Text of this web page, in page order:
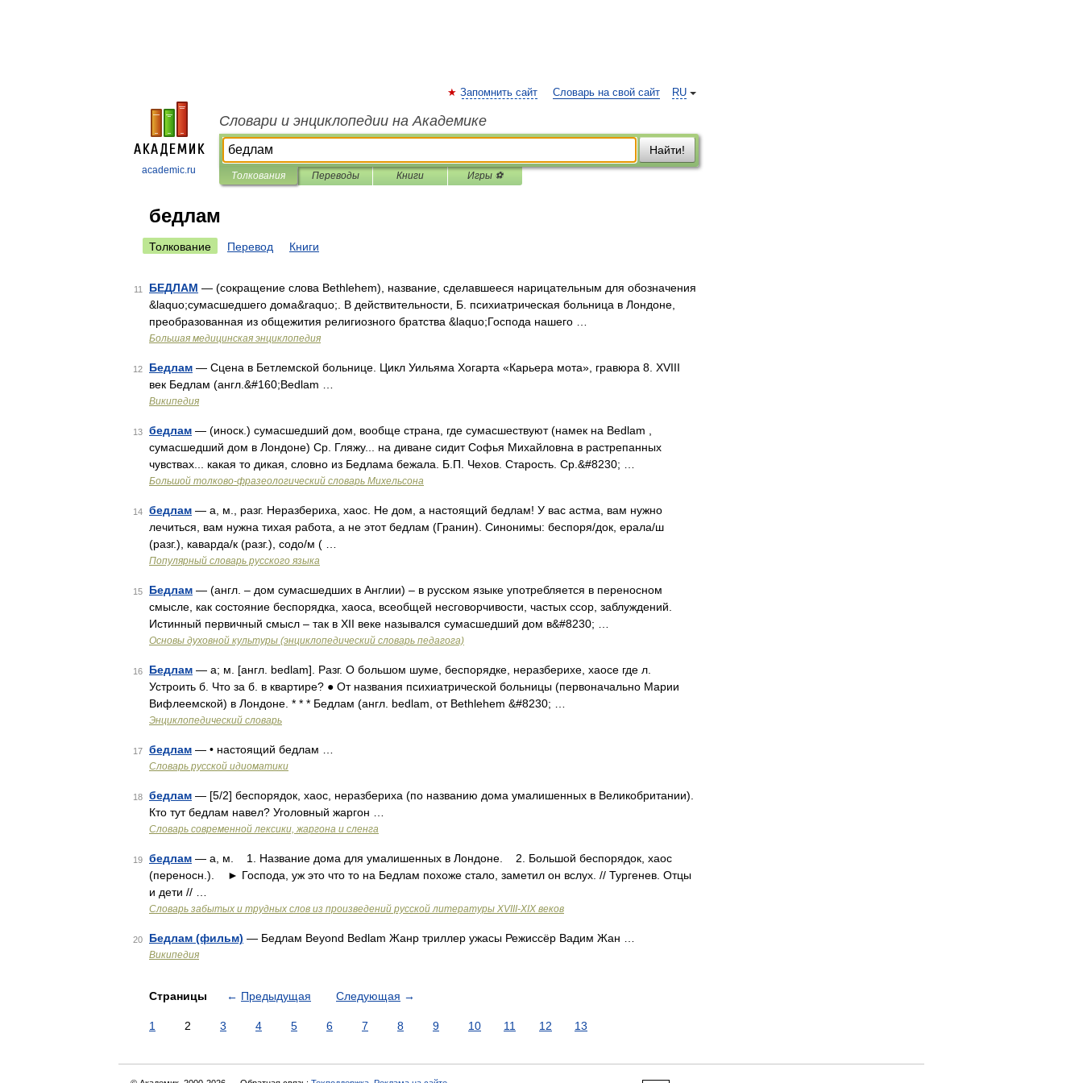
academic.ru
RU
Запомнить сайт Словарь на свой сайт
Словари и энциклопедии на Академике
Найти!
Толкования Переводы Книги Игры ⚽
бедлам
Толкование Перевод Книги
11 БЕДЛАМ — (сокращение слова Bethlehem), название, сделавшееся нарицательным для обозначения
&laquo;сумасшедшего дома&raquo;. В действительности, Б. психиатрическая больница в Лондоне,
преобразованная из общежития религиозного братства &laquo;Господа нашего …
Большая медицинская энциклопедия
12 Бедлам — Сцена в Бетлемской больнице. Цикл Уильяма Хогарта «Карьера мота», гравюра 8. XVIII
век Бедлам (англ.&#160;Bedlam …
Википедия
13 бедлам — (иноск.) сумасшедший дом, вообще страна, где сумасшествуют (намек на Bedlam ,
сумасшедший дом в Лондоне) Ср. Гляжу... на диване сидит Софья Михайловна в растрепанных
чувствах... какая то дикая, словно из Бедлама бежала. Б.П. Чехов. Старость. Ср.&#8230; …
Большой толково-фразеологический словарь Михельсона
14 бедлам — а, м., разг. Неразбериха, хаос. Не дом, а настоящий бедлам! У вас астма, вам нужно
лечиться, вам нужна тихая работа, а не этот бедлам (Гранин). Синонимы: беспоря/док, ерала/ш
(разг.), каварда/к (разг.), содо/м ( …
Популярный словарь русского языка
15 Бедлам — (англ. – дом сумасшедших в Англии) – в русском языке употребляется в переносном
смысле, как состояние беспорядка, хаоса, всеобщей несговорчивости, частых ссор, заблуждений.
Истинный первичный смысл – так в XII веке назывался сумасшедший дом в&#8230; …
Основы духовной культуры (энциклопедический словарь педагога)
16 Бедлам — а; м. [англ. bedlam]. Разг. О большом шуме, беспорядке, неразберихе, хаосе где л.
Устроить б. Что за б. в квартире? ● От названия психиатрической больницы (первоначально Марии
Вифлеемской) в Лондоне. * * * Бедлам (англ. bedlam, от Bethlehem &#8230; …
Энциклопедический словарь
17 бедлам — • настоящий бедлам …
Словарь русской идиоматики
18 бедлам — [5/2] беспорядок, хаос, неразбериха (по названию дома умалишенных в Великобритании).
Кто тут бедлам навел? Уголовный жаргон …
Cловарь современной лексики, жаргона и сленга
19 бедлам — а, м. 1. Название дома для умалишенных в Лондоне. 2. Большой беспорядок, хаос
(переносн.). ► Господа, уж это что то на Бедлам похоже стало, заметил он вслух. // Тургенев. Отцы
и дети // …
Словарь забытых и трудных слов из произведений русской литературы ХVIII-ХIХ веков
20 Бедлам (фильм) — Бедлам Beyond Bedlam Жанр триллер ужасы Режиссёр Вадим Жан …
Википедия
Страницы ← Предыдущая Следующая →
1 2 3 4 5 6 7 8 9 10 11 12 13